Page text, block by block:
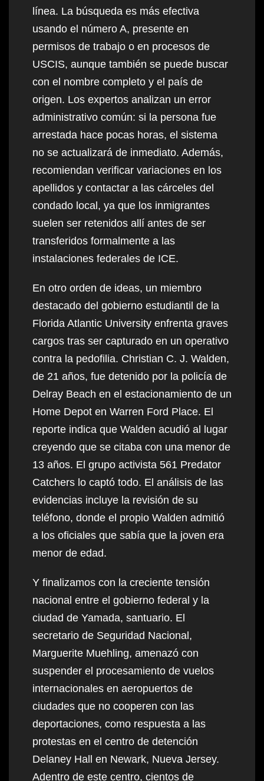
línea. La búsqueda es más efectiva
usando el número A, presente en
permisos de trabajo o en procesos de
USCIS, aunque también se puede buscar
con el nombre completo y el país de
origen. Los expertos analizan un error
administrativo común: si la persona fue
arrestada hace pocas horas, el sistema
no se actualizará de inmediato. Además,
recomiendan verificar variaciones en los
apellidos y contactar a las cárceles del
condado local, ya que los inmigrantes
suelen ser retenidos allí antes de ser
transferidos formalmente a las
instalaciones federales de ICE.
En otro orden de ideas, un miembro
destacado del gobierno estudiantil de la
Florida Atlantic University enfrenta graves
cargos tras ser capturado en un operativo
contra la pedofilia. Christian C. J. Walden,
de 21 años, fue detenido por la policía de
Delray Beach en el estacionamiento de un
Home Depot en Warren Ford Place. El
reporte indica que Walden acudió al lugar
creyendo que se citaba con una menor de
13 años. El grupo activista 561 Predator
Catchers lo captó todo. El análisis de las
evidencias incluye la revisión de su
teléfono, donde el propio Walden admitió
a los oficiales que sabía que la joven era
menor de edad.
Y finalizamos con la creciente tensión
nacional entre el gobierno federal y la
ciudad de Yamada, santuario. El
secretario de Seguridad Nacional,
Marguerite Muehling, amenazó con
suspender el procesamiento de vuelos
internacionales en aeropuertos de
ciudades que no cooperen con las
deportaciones, como respuesta a las
protestas en el centro de detención
Delaney Hall en Newark, Nueva Jersey.
Adentro de este centro, cientos de